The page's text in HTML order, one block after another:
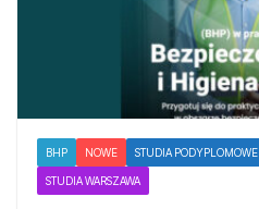
BHP NOWE STUDIA PODYPLOMOWE
STUDIA WARSZAWA